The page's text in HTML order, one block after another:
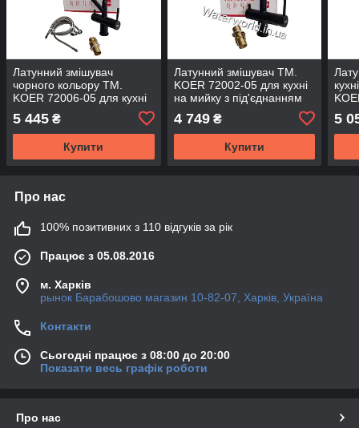
Латунний змішувач
чорного кольору TM.
KOER 72006-05 для кухні
на мийку з підключенням
до фільтру води
5 445 ₴
Купити
Латунний змішувач TM.
KOER 72002-05 для кухні
на мийку з під'єднанням
до фільтра води чорного
кольору
4 749₴
Купити
5
Про нас
100% позитивних з 110 відгуків за рік
Працює з 05.08.2016
м. Харків
рынок Барабошово магазин 10-82-07, Харків, Україна
Контакти
Сьогодні працює з 08:00 до 20:00
Показати весь графік роботи
Про нас